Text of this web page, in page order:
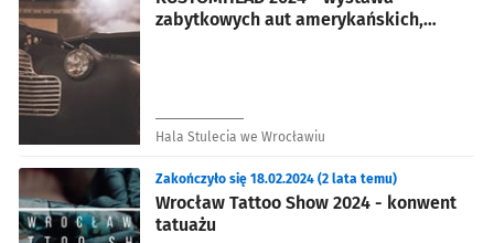
zabytkowych aut amerykańskich,
Hala Stulecia we Wrocławiu
Wrocław Tattoo Show 2024 - konwent
tatuażu
Zakończyło się 18.02.2024 (2 lata temu)